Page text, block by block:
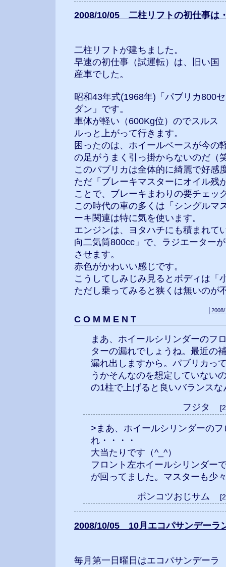
2008/10/05 二柱リフトの初仕事は
二柱リフトが建ちました。
早速の初仕事（試運転）は、旧い国
産車でした。
昭和43年式(1968年)「パブリカ800セ
ダン」です。
車体が軽い（600Kg位）のでスルス
ルっと上がって行きます。
困ったのは、ホイールベースが今の
の足がうまく引っ掛からないのだ（
このパブリカは全体的に綺麗で好感
ただ「ブレーキマスターにオイル残
ことで、ブレーキまわりの要チェッ
この時代の車の多くは「シングルマ
ーキ関連は特に気を使います。
エンジンは、ヨタハチにも積まれて
向二気筒800cc」で、ラジエーター
させます。
赤色がかわいい感じです。
こうしてしみじみ見るとボディは「
ただし乗ってみると狭くは無いのが
C O M M E N T
まあ、ホイールシリンダーのフ
ターの漏れでしょうね。最近の
漏れ出しますから。パブリカっ
うかそんなのを想定していない
の1柱で上げると良いバランスな
フジタ
>まあ、ホイールシリンダーの
れ・・・・
大当たりです（^_^）
フロント左ホイールシリンダー
が回ってました。マスターも少
ポンコツおじサム
2008/10/05 10月エコパサンデー
毎月第一日曜日はエコパサンデーラ